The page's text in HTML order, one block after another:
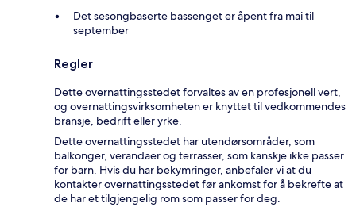
Det sesongbaserte bassenget er åpent fra mai til
september
Regler
Dette overnattingsstedet forvaltes av en profesjonell vert,
og overnattingsvirksomheten er knyttet til vedkommendes
bransje, bedrift eller yrke.
Dette overnattingsstedet har utendørsområder, som
balkonger, verandaer og terrasser, som kanskje ikke passer
for barn. Hvis du har bekymringer, anbefaler vi at du
kontakter overnattingsstedet før ankomst for å bekrefte at
de har et tilgjengelig rom som passer for deg.